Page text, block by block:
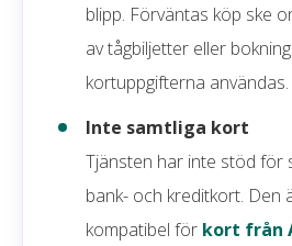
blipp. Förväntas köp ske
av tågbiljetter eller
kortuppgifterna användas.
Inte samtliga kort
Tjänsten har inte stöd för
bank- och kreditkort. Den
kompatibel för kort från